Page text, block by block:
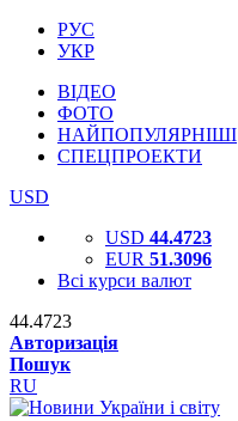
РУС
УКР
ВІДЕО
ФОТО
НАЙПОПУЛЯРНІШІ
СПЕЦПРОЕКТИ
USD
USD 44.4723
EUR 51.3096
Всі курси валют
44.4723
Авторизація
Пошук
RU